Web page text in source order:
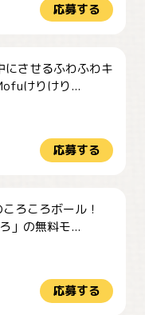
応募する
にさせるふわふわキ
けりけり...
応募する
ろころボール！
」の無料モ...
応募する